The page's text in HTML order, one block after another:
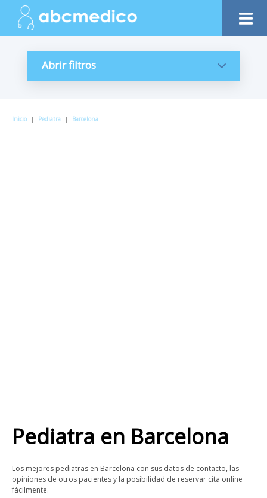
Abrir filtros
Inicio | Pediatra | Barcelona
Pediatra en Barcelona
Los mejores pediatras en Barcelona con sus datos de contacto, las
opiniones de otros pacientes y la posibilidad de reservar cita online
fácilmente.